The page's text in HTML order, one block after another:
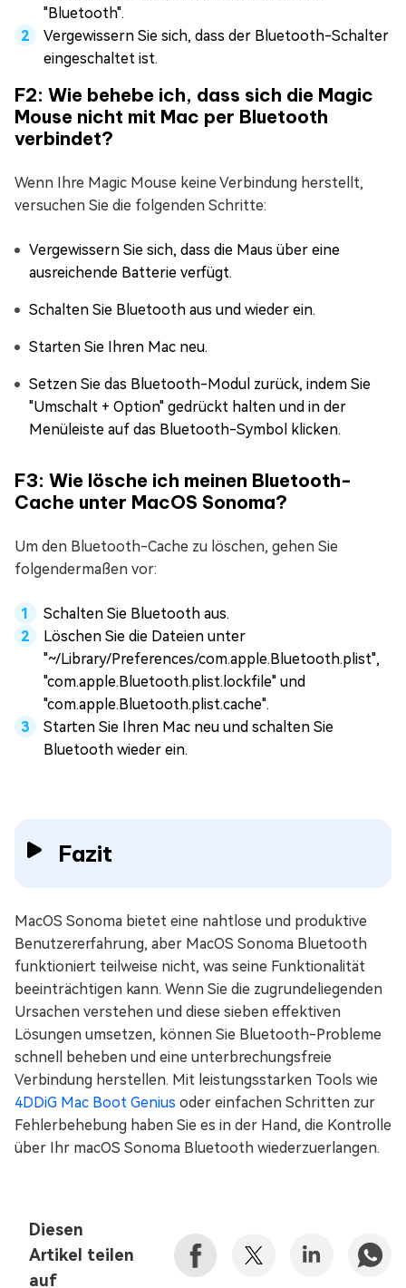
"Bluetooth".
Vergewissern Sie sich, dass der Bluetooth-Schalter
eingeschaltet ist.
F2: Wie behebe ich, dass sich die Magic
Mouse nicht mit Mac per Bluetooth
verbindet?
Wenn Ihre Magic Mouse keine Verbindung herstellt,
versuchen Sie die folgenden Schritte:
Vergewissern Sie sich, dass die Maus über eine
ausreichende Batterie verfügt.
Schalten Sie Bluetooth aus und wieder ein.
Starten Sie Ihren Mac neu.
Setzen Sie das Bluetooth-Modul zurück, indem Sie
"Umschalt + Option" gedrückt halten und in der
Menüleiste auf das Bluetooth-Symbol klicken.
F3: Wie lösche ich meinen Bluetooth-
Cache unter MacOS Sonoma?
Um den Bluetooth-Cache zu löschen, gehen Sie
folgendermaßen vor:
Schalten Sie Bluetooth aus.
Löschen Sie die Dateien unter
"~/Library/Preferences/com.apple.Bluetooth.plist",
"com.apple.Bluetooth.plist.lockfile" und
"com.apple.Bluetooth.plist.cache".
Starten Sie Ihren Mac neu und schalten Sie
Bluetooth wieder ein.
Fazit
MacOS Sonoma bietet eine nahtlose und produktive
Benutzererfahrung, aber MacOS Sonoma Bluetooth
funktioniert teilweise nicht, was seine Funktionalität
beeinträchtigen kann. Wenn Sie die zugrundeliegenden
Ursachen verstehen und diese sieben effektiven
Lösungen umsetzen, können Sie Bluetooth-Probleme
schnell beheben und eine unterbrechungsfreie
Verbindung herstellen. Mit leistungsstarken Tools wie
4DDiG Mac Boot Genius oder einfachen Schritten zur
Fehlerbehebung haben Sie es in der Hand, die Kontrolle
über Ihr macOS Sonoma Bluetooth wiederzuerlangen.
Diesen
Artikel teilen
auf